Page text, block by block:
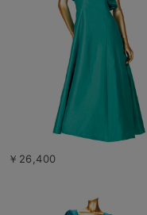
￥26,400